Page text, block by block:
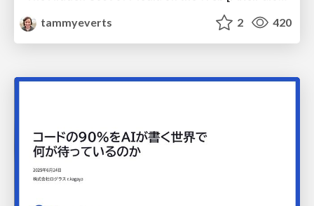
tammyeverts
2 420